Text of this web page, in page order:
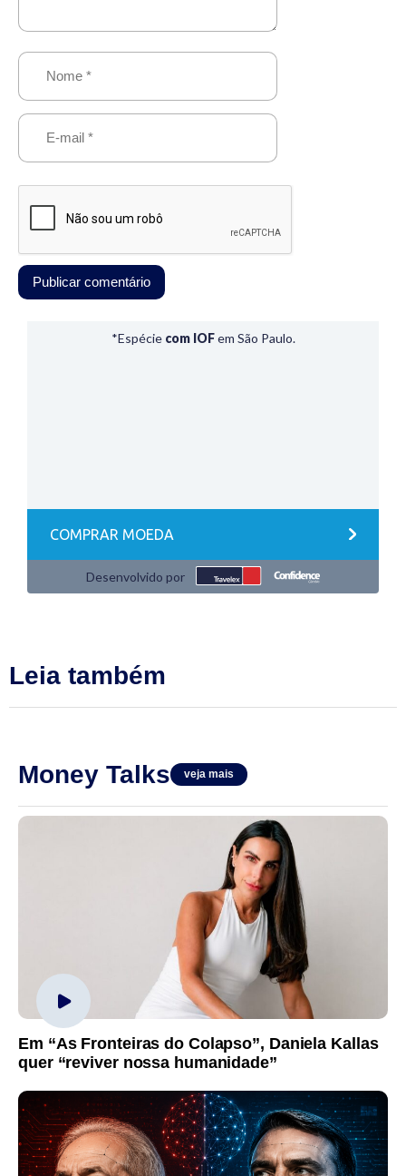
Leia também
Money Talks veja mais
Em “As Fronteiras do Colapso”, Daniela Kallas
quer “reviver nossa humanidade”